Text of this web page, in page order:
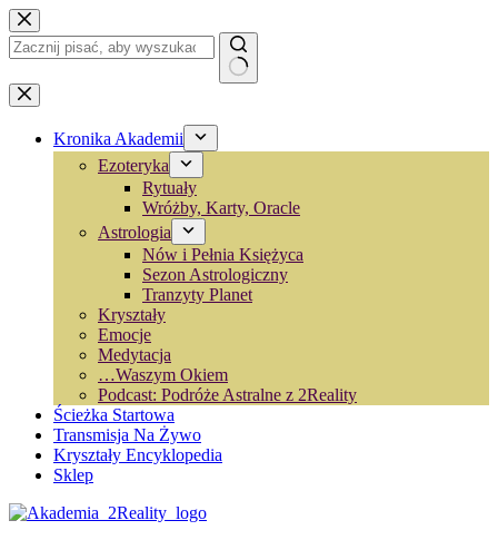
Przejdź
do
treści
Brak
wyników
Kronika Akademii
Ezoteryka
Rytuały
Wróżby, Karty, Oracle
Astrologia
Nów i Pełnia Księżyca
Sezon Astrologiczny
Tranzyty Planet
Kryształy
Emocje
Medytacja
…Waszym Okiem
Podcast: Podróże Astralne z 2Reality
Ścieżka Startowa
Transmisja Na Żywo
Kryształy Encyklopedia
Sklep